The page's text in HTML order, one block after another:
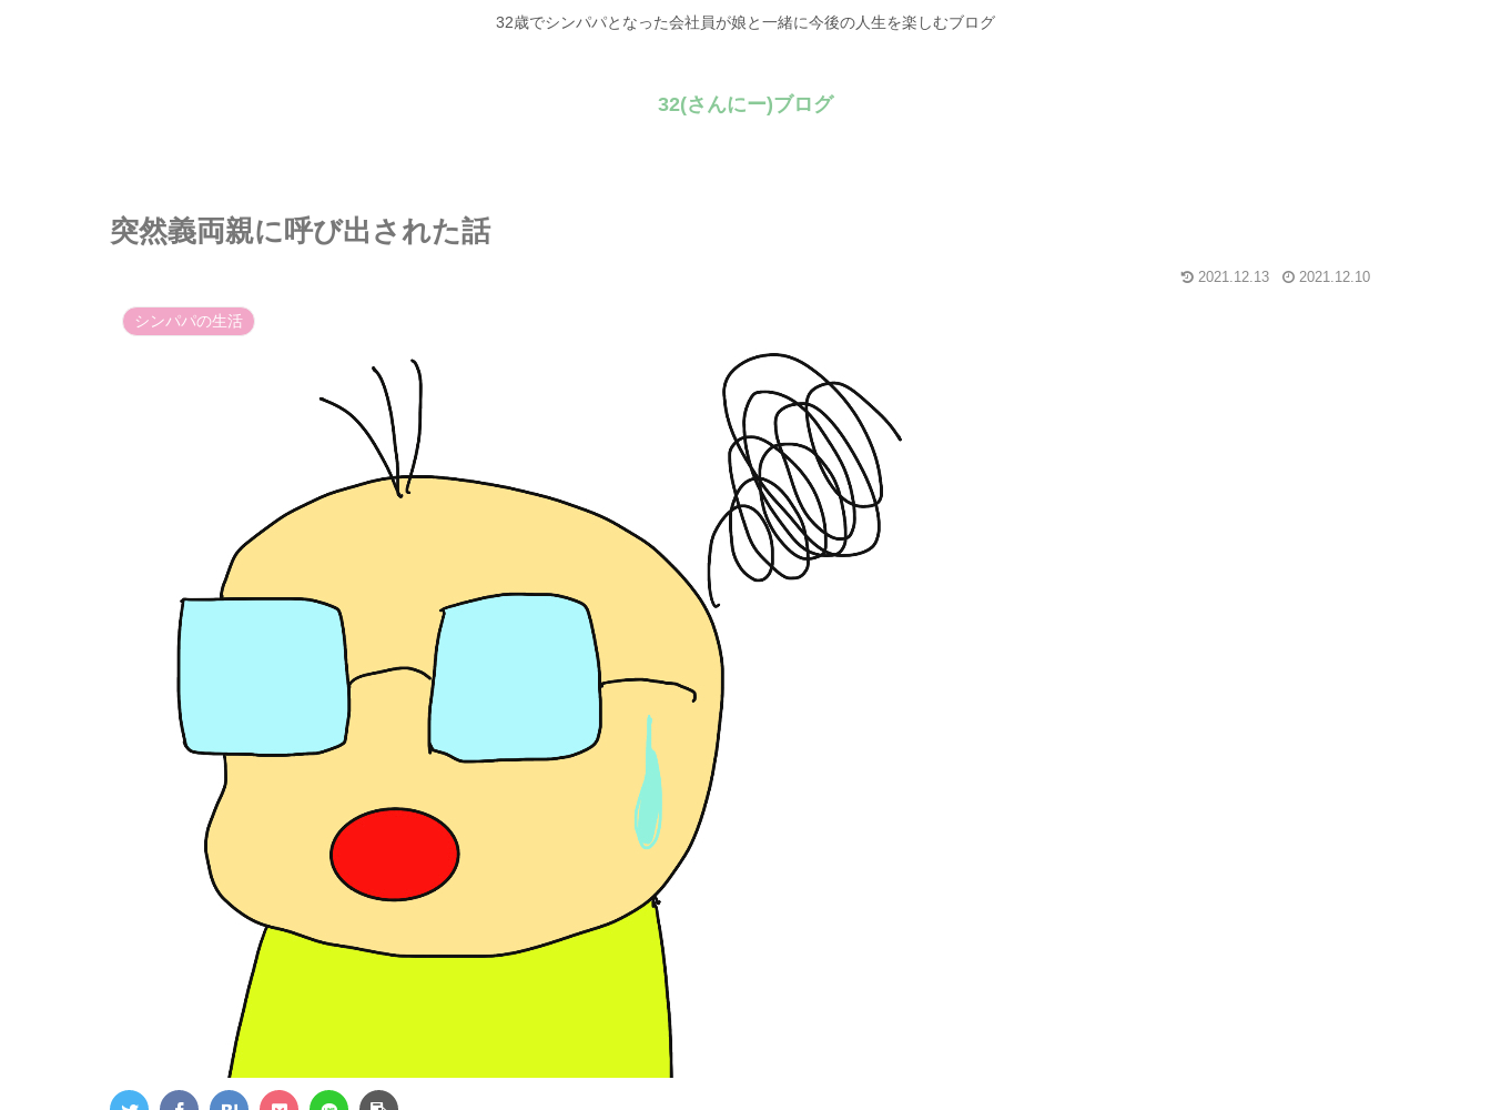
32歳でシンパパとなった会社員が娘と一緒に今後の人生を楽しむブログ
32(さんにー)ブログ
突然義両親に呼び出された話
2021.12.13 2021.12.10
シンパパの生活